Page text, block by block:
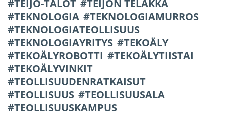
TEIJO-TALOT
TEIJON TELAKKA
TEKNOLOGIA
TEKNOLOGIAMURROS
TEKNOLOGIATEOLLISUUS
TEKNOLOGIAYRITYS
TEKOÄLY
TEKOÄLYROBOTTI
TEKOÄLYTIISTAI
TEKOÄLYVINKIT
TEOLLISUUDENRATKAISUT
TEOLLISUUS
TEOLLISUUSALA
TEOLLISUUSKAMPUS